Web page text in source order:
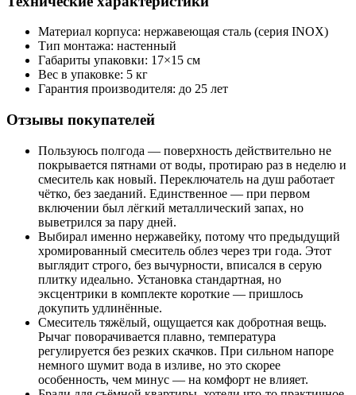
Материал корпуса: нержавеющая сталь (серия INOX)
Тип монтажа: настенный
Габариты упаковки: 17×15 см
Вес в упаковке: 5 кг
Гарантия производителя: до 25 лет
Отзывы покупателей
Пользуюсь полгода — поверхность действительно не
покрывается пятнами от воды, протираю раз в неделю и
смеситель как новый. Переключатель на душ работает
чётко, без заеданий. Единственное — при первом
включении был лёгкий металлический запах, но
выветрился за пару дней.
Выбирал именно нержавейку, потому что предыдущий
хромированный смеситель облез через три года. Этот
выглядит строго, без вычурности, вписался в серую
плитку идеально. Установка стандартная, но
эксцентрики в комплекте короткие — пришлось
докупить удлинённые.
Смеситель тяжёлый, ощущается как добротная вещь.
Рычаг поворачивается плавно, температура
регулируется без резких скачков. При сильном напоре
немного шумит вода в изливе, но это скорее
особенность, чем минус — на комфорт не влияет.